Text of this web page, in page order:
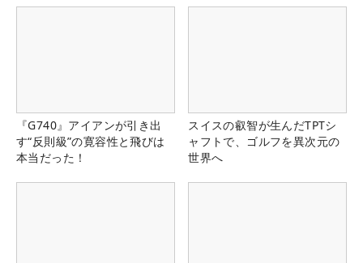
『G740』アイアンが引き出
す“反則級”の寛容性と飛びは
本当だった！
スイスの叡智が生んだTPTシ
ャフトで、ゴルフを異次元の
世界へ